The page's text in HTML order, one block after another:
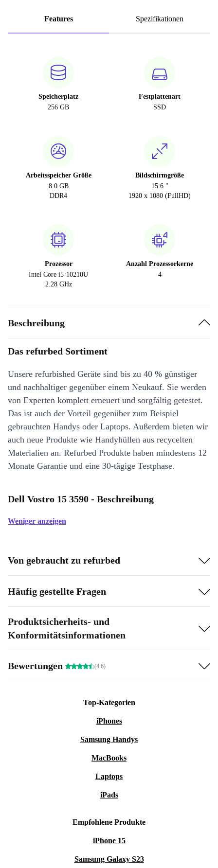
Features Spezifikationen
Speicherplatz
256 GB
Festplattenart
SSD
Arbeitsspeicher Größe
8.0 GB
DDR4
Bildschirmgröße
15.6 "
1920 x 1080 (FullHD)
Prozessor
Intel Core i5-10210U
2.28 GHz
Anzahl Prozessorkerne
4
Beschreibung
Das refurbed Sortiment
Unsere refurbished Geräte sind bis zu 40 % günstiger
und nachhaltiger gegenüber einem Neukauf. Sie werden
von Experten komplett erneuert und sorgfältig getestet.
Das ist auch der Vorteil gegenüber zum Beispiel
gebrauchten Handys oder Laptops. Außerdem bieten wir
auch neue Produkte wie Handyhüllen aus recycelten
Materialien an. Refurbed Produkte haben mindestens 12
Monate Garantie und eine 30-tägige Testphase.
Dell Vostro 15 3590 - Beschreibung
Weniger anzeigen
Von gebraucht zu refurbed
Häufig gestellte Fragen
Produktsicherheits- und
Konformitätsinformationen
Bewertungen (4.6)
Top-Kategorien
iPhones
Samsung Handys
MacBooks
Laptops
iPads
Empfohlene Produkte
iPhone 15
Samsung Galaxy S23